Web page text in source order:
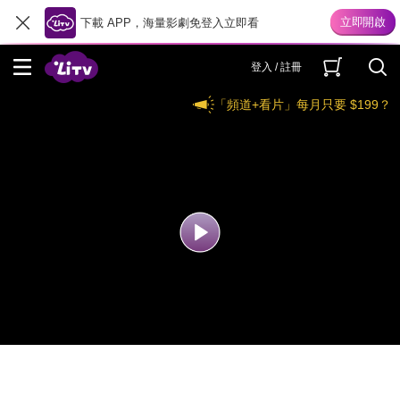
下載 APP，海量影劇免登入立即看
登入 / 註冊
「頻道+看片」每月只要 $199？